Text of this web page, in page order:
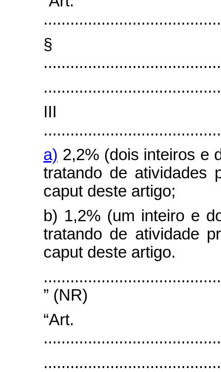
§
a) 2,2% (dois inteiros e
tratando de atividades
caput deste artigo;
b) 1,2% (um inteiro e
tratando de atividade
caput deste artigo.
” (NR)